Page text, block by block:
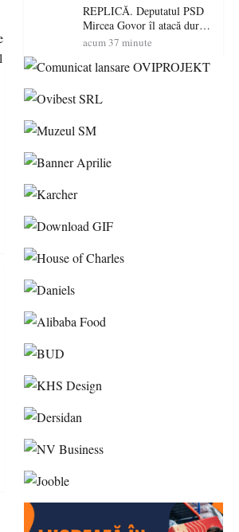
contracronometru pentru a
salva o pădure de la dezastru
REPLICĂ. Deputatul PSD
Mircea Govor îl atacă dur
pe Ilie Bolojan: „Românii
indicatori economici”
acum 37 minute